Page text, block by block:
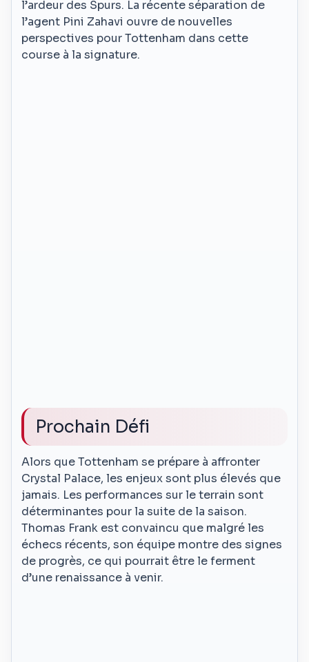
l’ardeur des Spurs. La récente séparation de
l’agent Pini Zahavi ouvre de nouvelles
perspectives pour Tottenham dans cette
course à la signature.
Prochain Défi
Alors que Tottenham se prépare à affronter
Crystal Palace, les enjeux sont plus élevés que
jamais. Les performances sur le terrain sont
déterminantes pour la suite de la saison.
Thomas Frank est convaincu que malgré les
échecs récents, son équipe montre des signes
de progrès, ce qui pourrait être le ferment
d’une renaissance à venir.